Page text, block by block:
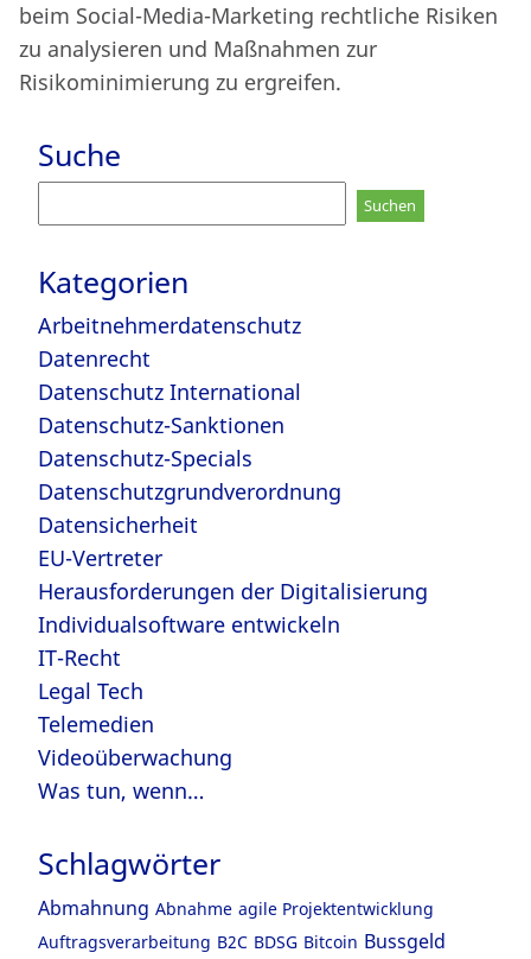
beim Social-Media-Marketing rechtliche Risiken
zu analysieren und Maßnahmen zur
Risikominimierung zu ergreifen.
Suche
nach:
Kategorien
Arbeitnehmerdatenschutz
Datenrecht
Datenschutz International
Datenschutz-Sanktionen
Datenschutz-Specials
Datenschutzgrundverordnung
Datensicherheit
EU-Vertreter
Herausforderungen der Digitalisierung
Individualsoftware entwickeln
IT-Recht
Legal Tech
Telemedien
Videoüberwachung
Was tun, wenn…
Schlagwörter
Abmahnung Abnahme agile Projektentwicklung
Auftragsverarbeitung B2C BDSG Bitcoin Bussgeld